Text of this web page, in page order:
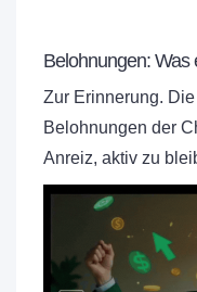
Belohnungen: Was
Zur Erinnerung.
Belohnungen der
Anreiz, aktiv zu